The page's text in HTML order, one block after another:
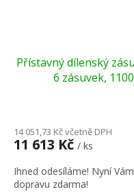
Přístavný dílenský
6 zásuvek,
14 051,73 Kč včetně DPH
11 613 Kč / ks
Ihned odesíláme! Nyní
dopravu zdarma!